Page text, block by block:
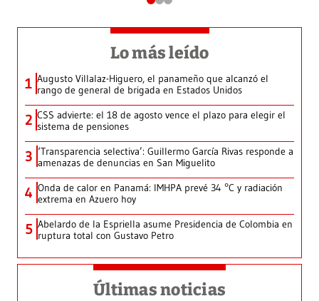
Lo más leído
1 Augusto Villalaz-Higuero, el panameño que alcanzó el
rango de general de brigada en Estados Unidos
2 CSS advierte: el 18 de agosto vence el plazo para elegir el
sistema de pensiones
3 ‘Transparencia selectiva’: Guillermo García Rivas responde a
amenazas de denuncias en San Miguelito
4 Onda de calor en Panamá: IMHPA prevé 34 °C y radiación
extrema en Azuero hoy
5 Abelardo de la Espriella asume Presidencia de Colombia en
ruptura total con Gustavo Petro
Últimas noticias